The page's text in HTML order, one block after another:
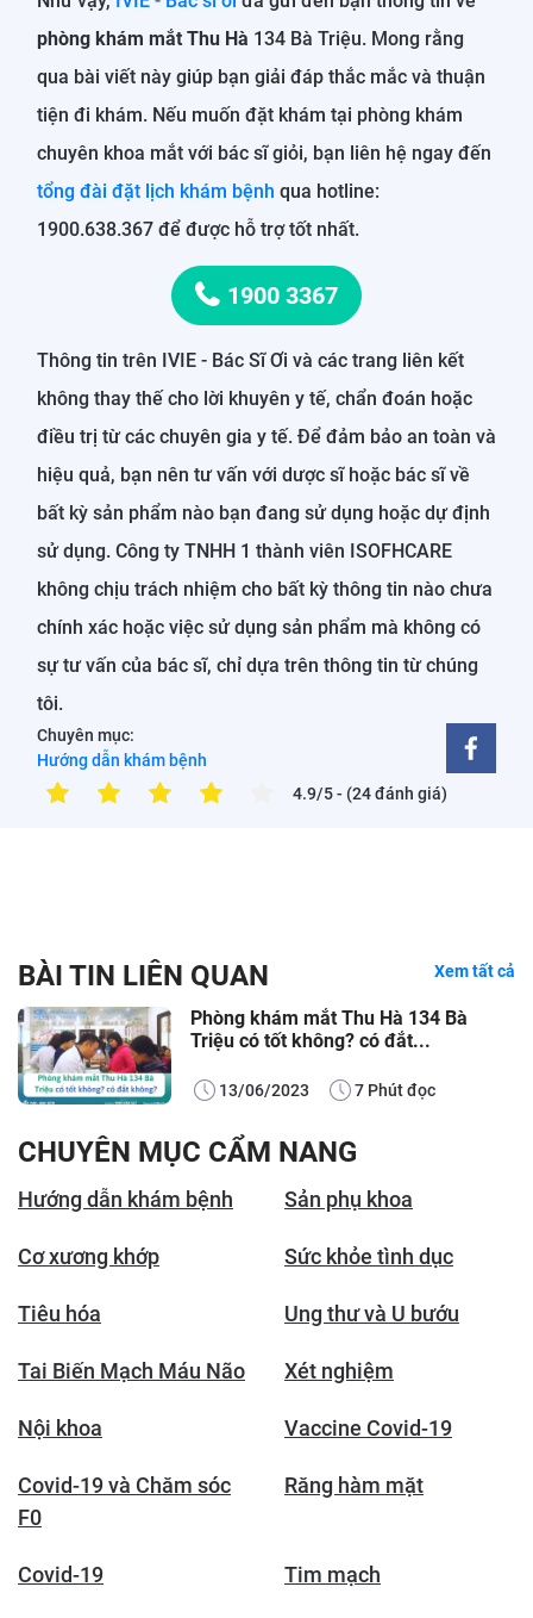
phòng khám mắt Thu Hà 134 Bà Triệu. Mong rằng
qua bài viết này giúp bạn giải đáp thắc mắc và thuận
tiện đi khám. Nếu muốn đặt khám tại phòng khám
chuyên khoa mắt với bác sĩ giỏi, bạn liên hệ ngay đến
tổng đài đặt lịch khám bệnh qua hotline:
1900.638.367 để được hỗ trợ tốt nhất.
1900 3367
Thông tin trên IVIE - Bác Sĩ Ơi và các trang liên kết
không thay thế cho lời khuyên y tế, chẩn đoán hoặc
điều trị từ các chuyên gia y tế. Để đảm bảo an toàn và
hiệu quả, bạn nên tư vấn với dược sĩ hoặc bác sĩ về
bất kỳ sản phẩm nào bạn đang sử dụng hoặc dự định
sử dụng. Công ty TNHH 1 thành viên ISOFHCARE
không chịu trách nhiệm cho bất kỳ thông tin nào chưa
chính xác hoặc việc sử dụng sản phẩm mà không có
sự tư vấn của bác sĩ, chỉ dựa trên thông tin từ chúng
tôi.
Chuyên mục:
Hướng dẫn khám bệnh
4.9/5- (24 đánh giá)
BÀI TIN LIÊN QUAN Xem tất cả
Phòng khám mắt Thu Hà 134 Bà
Triệu có tốt không? có đắt...
13/06/2023 7 Phút đọc
CHUYÊN MỤC CẨM NANG
Hướng dẫn khám bệnh Sản phụ khoa
Cơ xương khớp Sức khỏe tình dục
Tiêu hóa Ung thư và U bướu
Tai Biến Mạch Máu Não Xét nghiệm
Nội khoa Vaccine Covid-19
Covid-19 và Chăm sóc
F0
Răng hàm mặt
Covid-19 Tim mạch